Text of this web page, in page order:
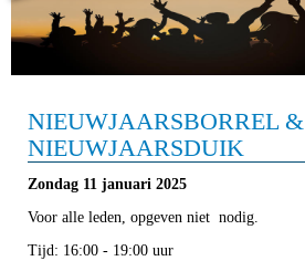
NIEUWJAARSBORREL &
NIEUWJAARSDUIK
Zondag 11 januari 2025
Voor alle leden, opgeven niet nodig.
Tijd: 16:00 - 19:00 uur